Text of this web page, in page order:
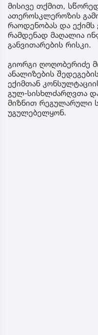
მისივე თქმით,
ათეროსკლეროზის
რაოდენობას და ექიმს
რამდენად მაღალია
განვითარების რისკი.
გიორგი ღოღობერიძე
ანალიზების
ექიმთან
გულ-სისხლძარღვთა
მიზნით რეგულარული
უგულებელყონ.